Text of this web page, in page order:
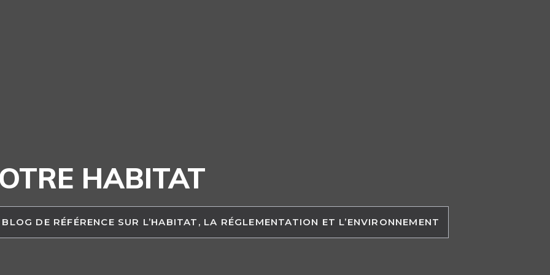
HABITAT
BLOG DE RÉFÉRENCE SUR L’HABITAT, LA RÉGLEMENTATION ET L’ENVIRONNEMENT